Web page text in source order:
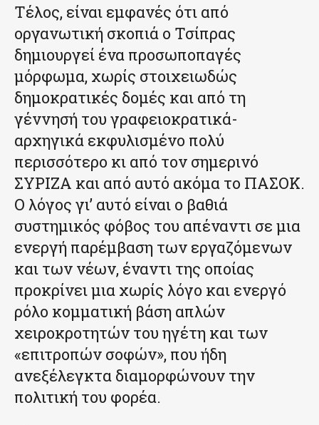
Τέλος, είναι εμφανές ότι από
οργανωτική σκοπιά ο Τσίπρας
δημιουργεί ένα προσωποπαγές
μόρφωμα, χωρίς στοιχειωδώς
δημοκρατικές δομές και από τη
γέννησή του γραφειοκρατικά-
αρχηγικά εκφυλισμένο πολύ
περισσότερο κι από τον σημερινό
ΣΥΡΙΖΑ και από αυτό ακόμα το ΠΑΣΟΚ.
Ο λόγος γι’ αυτό είναι ο βαθιά
συστημικός φόβος του απέναντι σε μια
ενεργή παρέμβαση των εργαζόμενων
και των νέων, έναντι της οποίας
προκρίνει μια χωρίς λόγο και ενεργό
ρόλο κομματική βάση απλών
χειροκροτητών του ηγέτη και των
«επιτροπών σοφών», που ήδη
ανεξέλεγκτα διαμορφώνουν την
πολιτική του φορέα.